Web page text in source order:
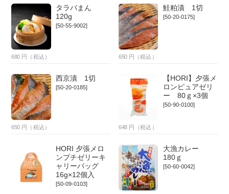
タラバまん
120g
[50-55-9002]
680 円（税込）
鮭粕漬 1切
[50-20-0175]
650 円（税込）
西京漬 1切
[50-20-0185]
650 円（税込）
【HORI】夕張メ
ロンピュアゼリ
ー 80ｇ×3個
[50-90-0100]
648 円（税込）
HORI 夕張メロ
ンプチゼリーキ
ャリーバッグ
16g×12個入
[50-09-0103]
大漁カレー
180ｇ
[50-60-0042]